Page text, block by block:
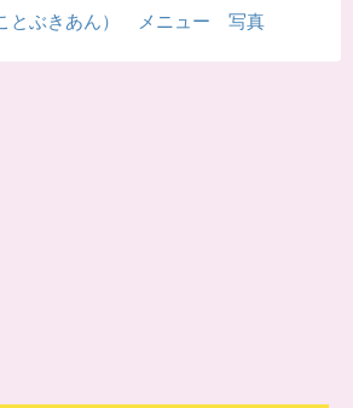
とぶきあん） メニュー 写真